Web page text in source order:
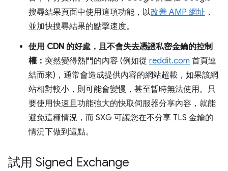
搜尋結果頁面中使用這項功能，以改善 AMP 網址 ，
並加快搜尋結果的點擊速度。
使用 CDN 的好處，且不會失去憑證私密金鑰的控制
權： 突然變得熱門的內容 (例如從 reddit.com 首頁連
結而來)，通常會造成提供內容的網站超載，如果該網
站相對較小，則可能會變慢，甚至暫時無法使用。只
要使用快速且功能強大的快取伺服器分享內容，就能
避免這種情況，而 SXG 可讓您在不分享 TLS 金鑰的
情況下做到這點。
試用 Signed Exchange